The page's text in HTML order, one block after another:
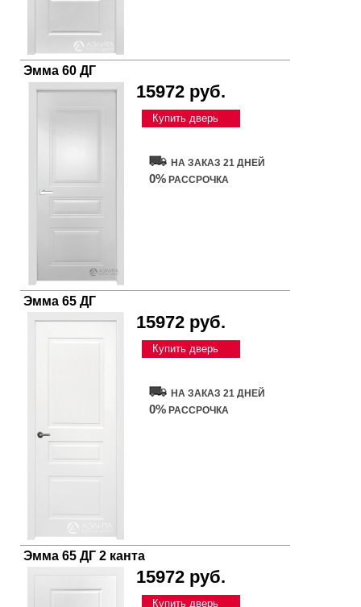
Эмма 60 ДГ
15972 руб.
Купить дверь
НА ЗАКАЗ 21 ДНЕЙ
0% РАССРОЧКА
Эмма 65 ДГ
15972 руб.
Купить дверь
НА ЗАКАЗ 21 ДНЕЙ
0% РАССРОЧКА
Эмма 65 ДГ 2 канта
15972 руб.
Купить дверь